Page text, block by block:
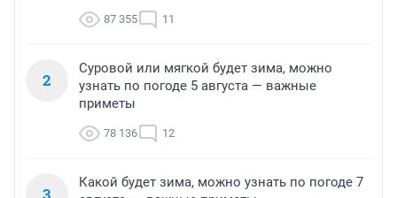
87 355 11
2
Суровой или мягкой будет зима, можно
узнать по погоде 5 августа — важные
приметы
78 136 12
Какой будет зима, можно узнать по погоде 7